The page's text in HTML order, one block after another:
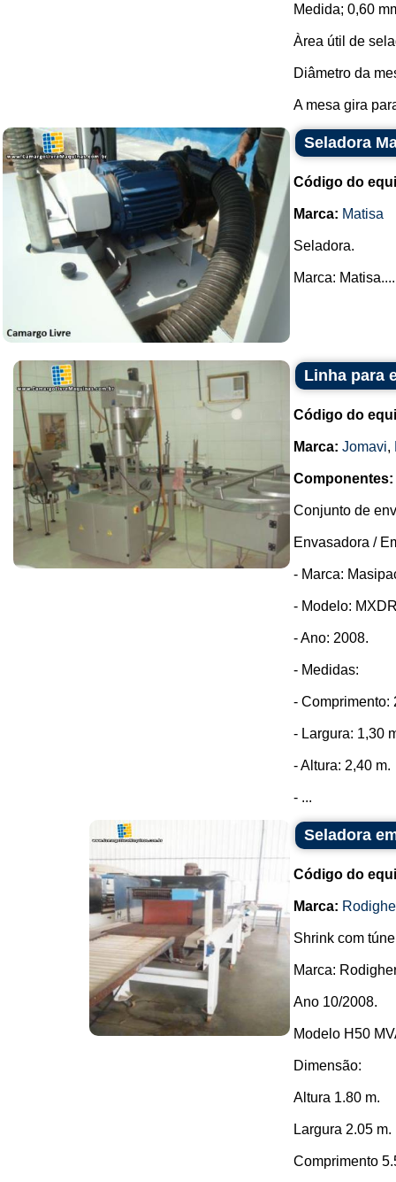
Medida; 0,60
Àrea útil de
Diâmetro da
A mesa gira
Seladora
Código do
Marca: Matisa
Seladora.
Marca: Matisa....
Linha para
Código do
Marca: Jomavi,
Componentes:
Conjunto de
Envasadora /
- Marca:
- Modelo:
- Ano: 2008.
- Medidas:
- Comprimento:
- Largura: 1,30
- Altura: 2,40 m.
- ...
Seladora
Código do
Marca:
Shrink com
Marca:
Ano 10/2008.
Modelo H50
Dimensão:
Altura 1.80 m.
Largura 2.05 m.
Comprimento